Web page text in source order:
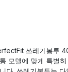
쓰레기봉투
모델에 맞게 특별